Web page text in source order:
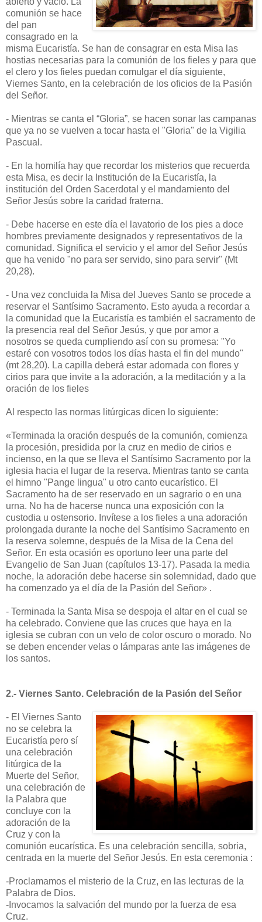
comunión se hace
del pan
consagrado en la
misma Eucaristía. Se han de consagrar en esta Misa las
hostias necesarias para la comunión de los fieles y para que
el clero y los fieles puedan comulgar el día siguiente,
Viernes Santo, en la celebración de los oficios de la Pasión
del Señor.
- Mientras se canta el “Gloria”, se hacen sonar las campanas
que ya no se vuelven a tocar hasta el "Gloria" de la Vigilia
Pascual.
- En la homilía hay que recordar los misterios que recuerda
esta Misa, es decir la Institución de la Eucaristía, la
institución del Orden Sacerdotal y el mandamiento del
Señor Jesús sobre la caridad fraterna.
- Debe hacerse en este día el lavatorio de los pies a doce
hombres previamente designados y representativos de la
comunidad. Significa el servicio y el amor del Señor Jesús
que ha venido "no para ser servido, sino para servir" (Mt
20,28).
- Una vez concluida la Misa del Jueves Santo se procede a
reservar el Santísimo Sacramento. Esto ayuda a recordar a
la comunidad que la Eucaristía es también el sacramento de
la presencia real del Señor Jesús, y que por amor a
nosotros se queda cumpliendo así con su promesa: "Yo
estaré con vosotros todos los días hasta el fin del mundo"
(mt 28,20). La capilla deberá estar adornada con flores y
cirios para que invite a la adoración, a la meditación y a la
oración de los fieles
Al respecto las normas litúrgicas dicen lo siguiente:
«Terminada la oración después de la comunión, comienza
la procesión, presidida por la cruz en medio de cirios e
incienso, en la que se lleva el Santísimo Sacramento por la
iglesia hacia el lugar de la reserva. Mientras tanto se canta
el himno "Pange lingua" u otro canto eucarístico. El
Sacramento ha de ser reservado en un sagrario o en una
urna. No ha de hacerse nunca una exposición con la
custodia u ostensorio. Invítese a los fieles a una adoración
prolongada durante la noche del Santísimo Sacramento en
la reserva solemne, después de la Misa de la Cena del
Señor. En esta ocasión es oportuno leer una parte del
Evangelio de San Juan (capítulos 13-17). Pasada la media
noche, la adoración debe hacerse sin solemnidad, dado que
ha comenzado ya el día de la Pasión del Señor» .
- Terminada la Santa Misa se despoja el altar en el cual se
ha celebrado. Conviene que las cruces que haya en la
iglesia se cubran con un velo de color oscuro o morado. No
se deben encender velas o lámparas ante las imágenes de
los santos.
2.- Viernes Santo. Celebración de la Pasión del Señor
- El Viernes Santo
no se celebra la
Eucaristía pero sí
una celebración
litúrgica de la
Muerte del Señor,
una celebración de
la Palabra que
concluye con la
adoración de la
Cruz y con la
comunión eucarística. Es una celebración sencilla, sobria,
centrada en la muerte del Señor Jesús. En esta ceremonia :
-Proclamamos el misterio de la Cruz, en las lecturas de la
Palabra de Dios.
-Invocamos la salvación del mundo por la fuerza de esa
Cruz.